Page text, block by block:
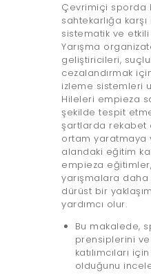
Çevrimiçi sporda
sahtekarlığa
sistematik ve
Yarışma
geliştiricileri,
cezalandırmak
izleme sistemleri
Hileleri empieza
şekilde tespit
şartlarda
ortam yaratmaya
alandaki eğitim
empieza
yarışmalara
dürüst bir
yardımcı olur.
Bu makalede,
prensiplerini
katılımcıları
olduğunu